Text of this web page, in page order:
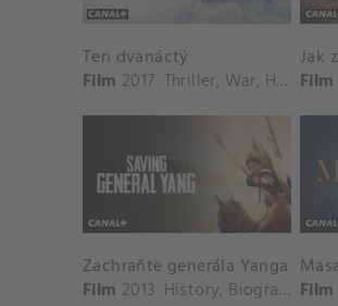
Ten dvanáctý
Film 2017 Thriller, War, History ,
Jak
Film
Zachraňte generála Yanga
Film 2013 History, Biography ,
Film